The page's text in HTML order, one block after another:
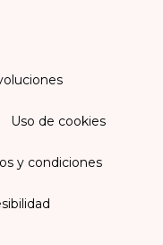
Uso de cookies
y condiciones